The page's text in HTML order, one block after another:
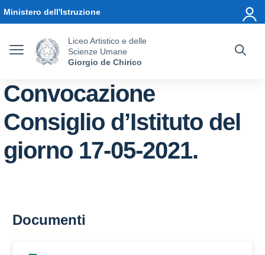
Ministero dell'Istruzione
Liceo Artistico e delle
Scienze Umane
Giorgio de Chirico
Convocazione
Consiglio d’Istituto del
giorno 17-05-2021.
Documenti